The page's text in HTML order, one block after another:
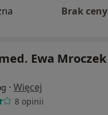
Brak ceny
Ewa Mroczek
· Więcej
8 opinii